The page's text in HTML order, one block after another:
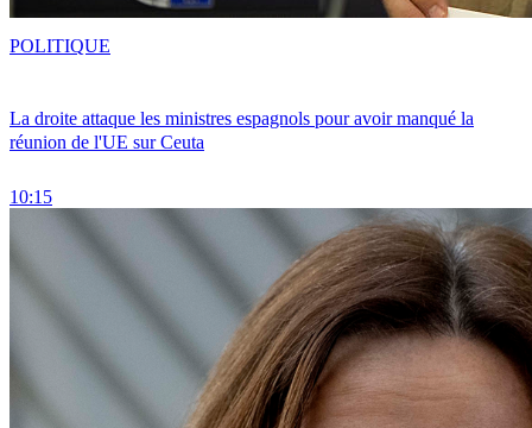
La droite attaque les ministres espagnols pour avoir manqué la
réunion de l'UE sur Ceuta
10:15
POLITIQUE